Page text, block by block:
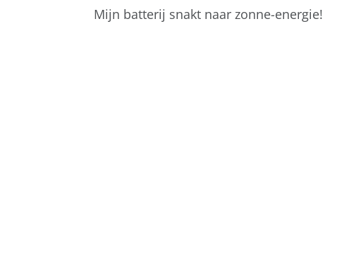
Mijn batterij snakt naar zonne-energie!